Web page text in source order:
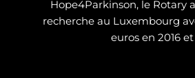
Hope4Parkinson, le Rotary
recherche au Luxembourg
euros en 2016 et